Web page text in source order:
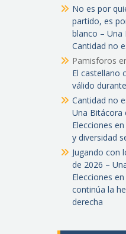
No es por
partido, es
blanco – Una
Cantidad no
Pamisforos
El castellano
válido
Cantidad no
Una Bitácora
Elecciones
y diversidad
Jugando con
de 2026 –
Elecciones
continúa la
derecha